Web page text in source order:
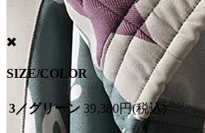
SIZE/COLOR
3／グリーン 39,380円(税込)